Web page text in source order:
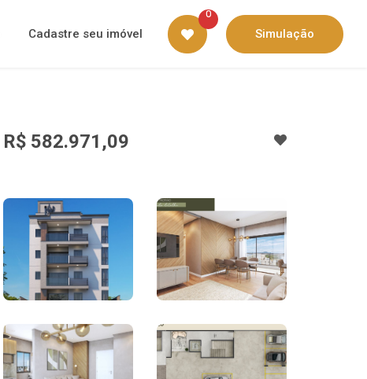
Cadastre seu imóvel
0
Simulação
R$ 582.971,09